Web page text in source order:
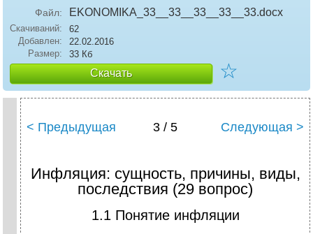
Файл: EKONOMIKA_33__33__33__33__33.docx
Скачиваний:
62
Добавлен:
22.02.2016
Размер:
33 Кб
Скачать ☆
< Предыдущая 3 / 5 Следующая >
Инфляция: сущность, причины, виды,
последствия (29 вопрос)
1.1 Понятие инфляции